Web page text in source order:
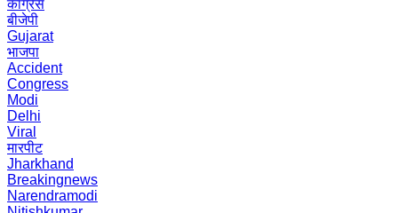
कांग्रेस
बीजेपी
Gujarat
भाजपा
Accident
Congress
Modi
Delhi
Viral
मारपीट
Jharkhand
Breakingnews
Narendramodi